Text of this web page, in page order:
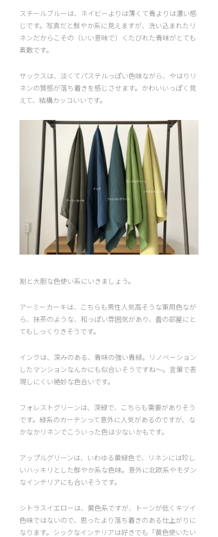
スチールブルーは、ネイビーよりは薄くて青よりは濃い感
じです。写真だと鮮やか系に見えますが、洗い込まれたリ
ネンだからこその（いい意味で）くたびれた青味がとても
素敵です。
サックスは、淡くてパステルっぽい色味ながら、やはりリ
ネンの質感が落ち着きを感じさせます。かわいいっぽく見
えて、結構カッコいいです。
割と大胆な色使い系にいきましょう。
アーミーカーキは、こちらも男性人気高そうな軍用色なが
ら、抹茶のような、和っぽい雰囲気があり、畳の部屋にと
てもしっくりきそうです。
インクは、深みのある、青味の強い青緑。リノベーション
したマンションなんかにも似合いそうですね〜。言葉で表
現しにくい絶妙な色合いです。
フォレストグリーンは、深緑で、こちらも需要がありそう
です。緑系のカーテンって意外に人気があるのですが、な
かなかリネンでこういった色は少ないかもです。
アップルグリーンは、いわゆる黄緑色で、リネンには珍し
いハッキリとした鮮やか系な色味。意外に北欧系やモダン
なインテリアにも合いそうです。
シトラスイエローは、黄色系ですが、トーンが低くキツイ
色味ではないので、思ったより落ち着きのある仕上がりに
なります。シックなインテリアは好きでも「黄色使いたい